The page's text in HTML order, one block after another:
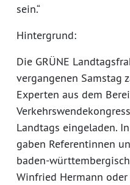
sein.“
Hintergrund:
Die GRÜNE
vergangenen Samstag
Experten aus dem
Landtags eingeladen.
gaben Referentinnen
baden-
Winfried Hermann oder